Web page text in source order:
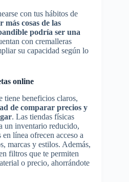
con tus hábitos de
más cosas de las
podría ser una
con cremalleras
su capacidad según lo
online
tiene beneficios claros,
de comparar precios y
. Las tiendas físicas
un inventario reducido,
línea ofrecen acceso a
marcas y estilos. Además,
filtros que te permiten
o precio, ahorrándote